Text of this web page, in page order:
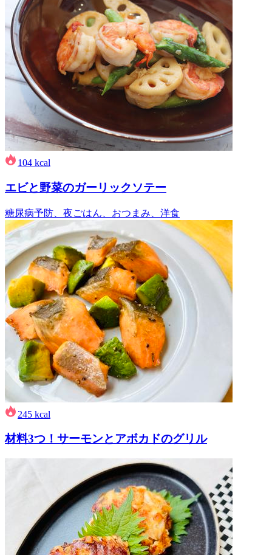
104 kcal
エビと野菜のガーリックソテー
糖尿病予防、夜ごはん、おつまみ、洋食
245 kcal
材料3つ！サーモンとアボカドのグリル